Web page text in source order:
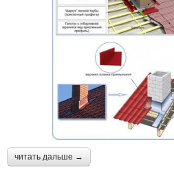
читать дальше →